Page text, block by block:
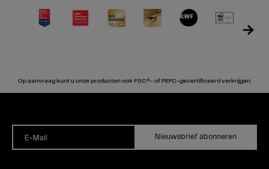
Op aanvraag kunt u onze producten ook FSC®- of PEFC-gecertificeerd verkrijgen.
E-Mail Nieuwsbrief abonneren